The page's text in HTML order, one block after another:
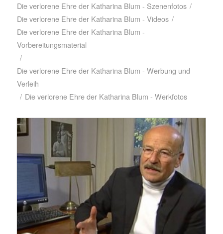
Die verlorene Ehre der Katharina Blum - Szenenfotos /
Die verlorene Ehre der Katharina Blum - Videos /
Die verlorene Ehre der Katharina Blum -
Vorbereitungsmaterial
/
Die verlorene Ehre der Katharina Blum - Werbung und
Verleih
/ Die verlorene Ehre der Katharina Blum - Werkfotos